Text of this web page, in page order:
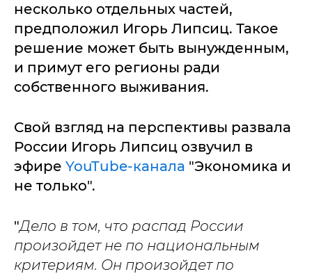
несколько отдельных частей,
предположил Игорь Липсиц. Такое
решение может быть вынужденным,
и примут его регионы ради
собственного выживания.
Свой взгляд на перспективы развала
России Игорь Липсиц озвучил в
эфире YouTube-канала "Экономика и
не только".
"Дело в том, что распад России
произойдет не по национальным
критериям. Он произойдет по